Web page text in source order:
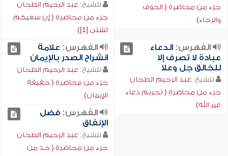
جزء من محاضرة ( الخوف
والرجاء)
للشيخ: عبد الرحيم الطحان
جزء من محاضرة ( إن سعيكم
لشتى [1])
الفهرس:الدعاء
عبادة لا تصرف إلا
للخالق جل وعلا
للشيخ: عبد الرحيم الطحان
جزء من محاضرة ( تحريم دعاء
غير الله)
الفهرس: علامة
انشراح الصدر بالإيمان
للشيخ: عبد الرحيم الطحان
جزء من محاضرة ( حقيقة
الإيمان)
الفهرس:فضل
الإنفاق
للشيخ: عبد الرحيم الطحان
جزء من محاضرة ( خذ من